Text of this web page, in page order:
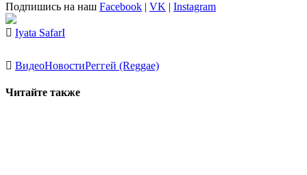
Подпишись на наш Facebook | VK | Instagram
Iyata SafarI
ВидеоНовостиРеггей (Reggae)
Читайте также